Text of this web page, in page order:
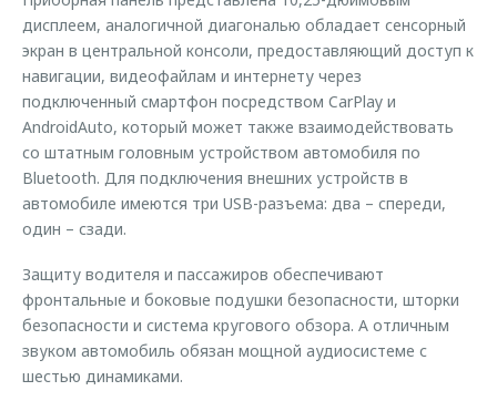
дисплеем, аналогичной диагональю обладает сенсорный
экран в центральной консоли, предоставляющий доступ к
навигации, видеофайлам и интернету через
подключенный смартфон посредством CarPlay и
AndroidAuto, который может также взаимодействовать
со штатным головным устройством автомобиля по
Bluetooth. Для подключения внешних устройств в
автомобиле имеются три USB-разъема: два – спереди,
один – сзади.
Защиту водителя и пассажиров обеспечивают
фронтальные и боковые подушки безопасности, шторки
безопасности и система кругового обзора. А отличным
звуком автомобиль обязан мощной аудиосистеме с
шестью динамиками.